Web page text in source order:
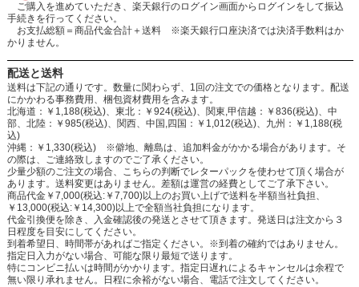
ご購入を進めていただき、楽天銀行のログイン画面からログインをして振込
手続きを行ってください。
お支払総額＝商品代金合計＋送料 ※楽天銀行口座決済では決済手数料はか
かりません。
配送と送料
送料は下記の通りです。数量に関わらず、1回の注文での価格となります。配送
にかかわる事務費用、梱包資材費用を含みます。
北海道：￥1,188(税込)、東北：￥924(税込)、関東,甲信越：￥836(税込)、中
部、北陸：￥985(税込)、関西、中国,四国：￥1,012(税込)、九州：￥1,188(税
込)
沖縄：￥1,330(税込) ※僻地、離島は、追加料金がかかる場合があります。そ
の際は、ご連絡致しますのでご了承ください。
少量少額のご注文の場合、こちらの判断でレターパックを使わせて頂く場合が
あります。送料変更はありません。差額は運営の経費としてご了承下さい。
商品代金￥7,000(税込:￥7,700)以上のお買い上げで送料を半額当社負担、
￥13,000(税込:￥14,300)以上で全額当社負担になります。
代金引換便を除き、入金確認後の発送とさせて頂きます。発送日は注文から３
日程度を目安にしてください。
到着希望日、時間帯があればご指定ください。※到着の確約ではありません。
指定日入力がない場合、可能な限り最短で送ります。
特にコンビニ払いは時間がかかります。指定日遅れによるキャンセルは余程で
無い限り承れません。日程に余裕がない場合、電話で注文してください。